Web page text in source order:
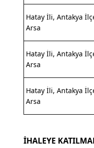
Hatay İli, Antakya
Arsa
Hatay İli, Antakya
Arsa
Hatay İli, Antakya
Arsa
İHALEYE